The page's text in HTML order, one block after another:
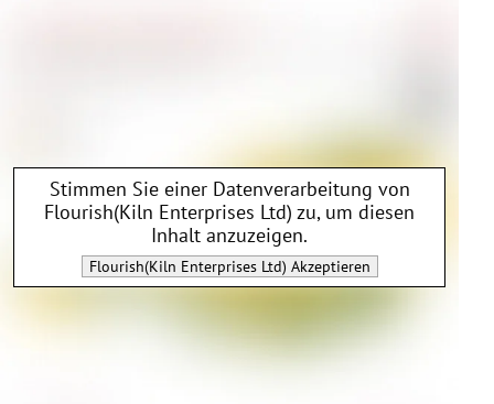
Stimmen Sie einer Datenverarbeitung von
Flourish(Kiln Enterprises Ltd) zu, um diesen
Inhalt anzuzeigen.
Flourish(Kiln Enterprises Ltd) Akzeptieren